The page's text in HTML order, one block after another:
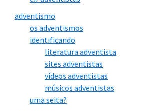
adventismo
os adventismos
identificando
literatura adventista
sites adventistas
vídeos adventistas
músicos adventistas
uma seita?